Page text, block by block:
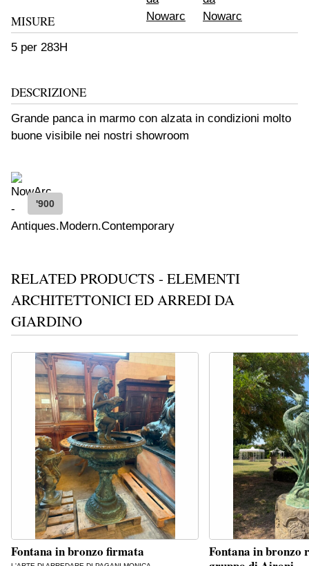
MISURE
5 per 283H
DESCRIZIONE
Grande panca in marmo con alzata in condizioni molto
buone visibile nei nostri showroom
'900
RELATED PRODUCTS - ELEMENTI
ARCHITETTONICI ED ARREDI DA
GIARDINO
Fontana in bronzo firmata
Fontana in bronzo